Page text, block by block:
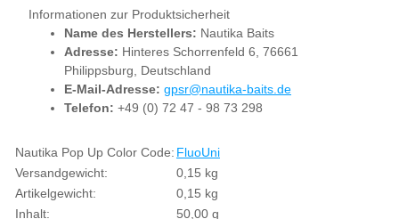
Informationen zur Produktsicherheit
Name des Herstellers: Nautika Baits
Adresse: Hinteres Schorrenfeld 6, 76661
Philippsburg, Deutschland
E-Mail-Adresse: gpsr@nautika-baits.de
Telefon: +49 (0) 72 47 - 98 73 298
Produkteigenschaft
Wert
Nautika Pop Up Color Code: FluoUni
Versandgewicht:
0,15 kg
Artikelgewicht:
0,15 kg
Inhalt:
50,00 g